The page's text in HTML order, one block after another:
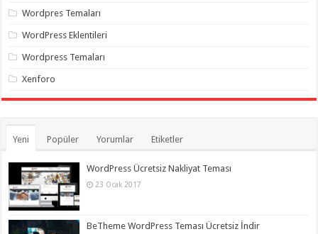
hilesi ,Wordpres Temaları
WordPress Eklentileri
Wordpress Temaları
Xenforo
Yeni Popüler Yorumlar Etiketler
WordPress Ücretsiz Nakliyat Teması
23 Ocak 2017
BeTheme WordPress Teması Ücretsiz İndir